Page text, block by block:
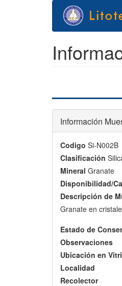
Información
Codigo Si-N002B
Clasificación
Mineral Granate
Disponibilidad/
Descripción de
Granate en
Estado de
Observaciones
Ubicación en
Localidad
Recolector